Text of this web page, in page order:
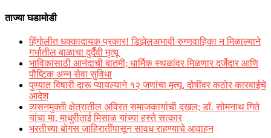
ताज्या घडामोडी
हिंगोलीत धक्कादायक प्रकार! डिझेलअभावी रुग्णवाहिका न मिळाल्याने
गर्भातील बाळाचा दुर्दैवी मृत्यू
भाविकांसाठी आनंदाची बातमी; धार्मिक स्थळांवर मिळणार दर्जेदार आणि
पौष्टिक अन्न सेवा सुविधा
पुण्यात विषारी दारू प्यायल्याने १२ जणांचा मृत्यू, दोषींवर कठोर कारवाईचे
आदेश
व्यसनमुक्ती क्षेत्रातील अविरत समाजकार्याची दखल; डॉ. सोमनाथ गिते
यांचा मा. माधुरीताई मिसाळ यांच्या हस्ते सत्कार
भरतीच्या बोगस जाहिरातींपासून सावध राहण्याचे आवाहन